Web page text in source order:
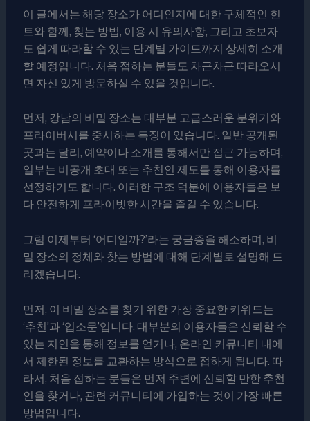
이 글에서는 해당 장소가 어디인지에 대한 구체적인 힌
트와 함께, 찾는 방법, 이용 시 유의사항, 그리고 초보자
도 쉽게 따라할 수 있는 단계별 가이드까지 상세히 소개
할 예정입니다. 처음 접하는 분들도 차근차근 따라오시
면 자신 있게 방문하실 수 있을 것입니다.
먼저, 강남의 비밀 장소는 대부분 고급스러운 분위기와
프라이버시를 중시하는 특징이 있습니다. 일반 공개된
곳과는 달리, 예약이나 소개를 통해서만 접근 가능하며,
일부는 비공개 초대 또는 추천인 제도를 통해 이용자를
선정하기도 합니다. 이러한 구조 덕분에 이용자들은 보
다 안전하게 프라이빗한 시간을 즐길 수 있습니다.
그럼 이제부터 ‘어디일까?’라는 궁금증을 해소하며, 비
밀 장소의 정체와 찾는 방법에 대해 단계별로 설명해 드
리겠습니다.
먼저, 이 비밀 장소를 찾기 위한 가장 중요한 키워드는
‘추천’과 ‘입소문’입니다. 대부분의 이용자들은 신뢰할 수
있는 지인을 통해 정보를 얻거나, 온라인 커뮤니티 내에
서 제한된 정보를 교환하는 방식으로 접하게 됩니다. 따
라서, 처음 접하는 분들은 먼저 주변에 신뢰할 만한 추천
인을 찾거나, 관련 커뮤니티에 가입하는 것이 가장 빠른
방법입니다.